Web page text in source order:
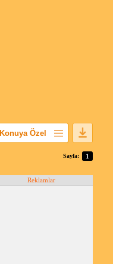
Konuya Özel
Popüler Mesajlar
Sayfa: 1
Reklamlar